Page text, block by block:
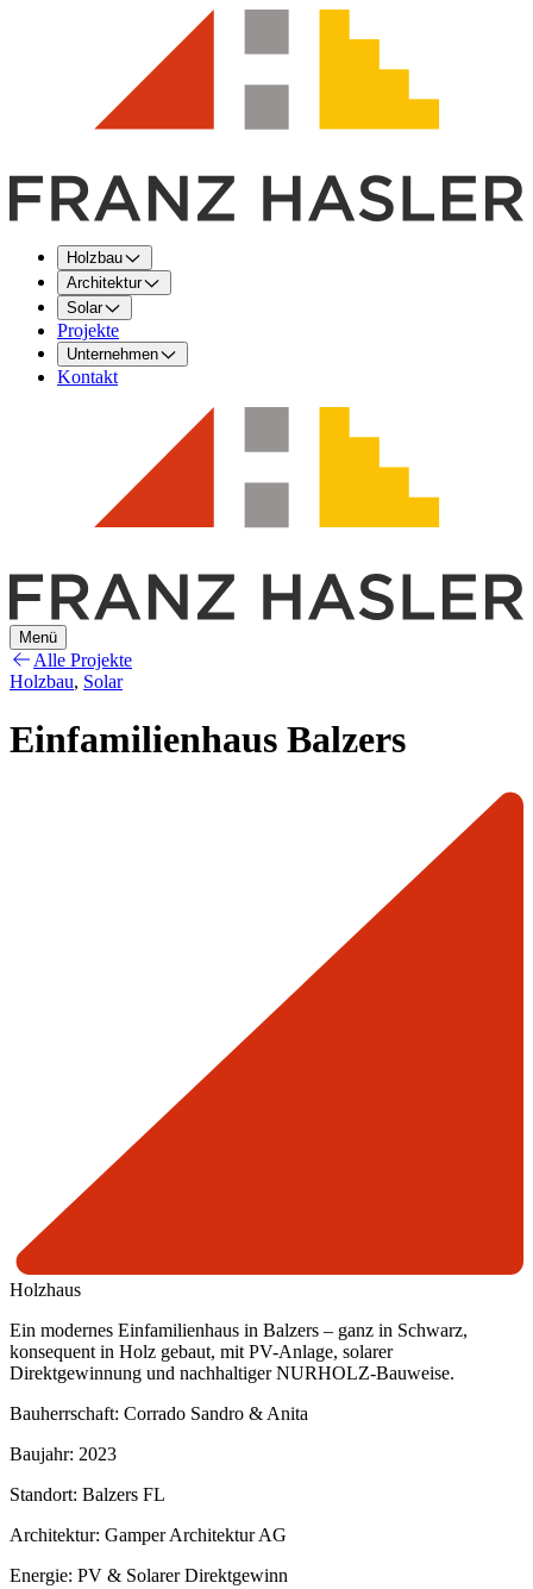
Holzbau
Architektur
Solar
Projekte
Unternehmen
Kontakt
Menü
Alle Projekte
Holzbau, Solar
Einfamilienhaus Balzers
Holzhaus
Ein modernes Einfamilienhaus in Balzers – ganz in Schwarz,
konsequent in Holz gebaut, mit PV-Anlage, solarer
Direktgewinnung und nachhaltiger NURHOLZ-Bauweise.
Bauherrschaft: Corrado Sandro & Anita
Baujahr: 2023
Standort: Balzers FL
Architektur: Gamper Architektur AG
Energie: PV & Solarer Direktgewinn